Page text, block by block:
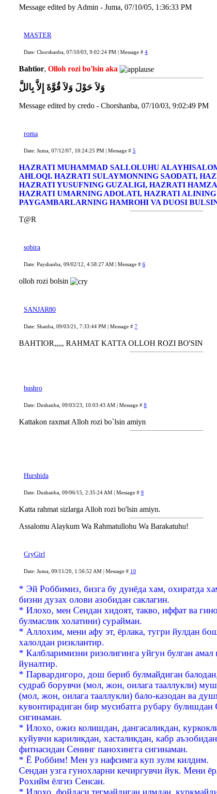
Message edited by Admin - Juma, 07/10/05, 1:36:33 PM
MASTER
Date: Chorshanba, 07/10/03, 9:02:24 PM | Message # 4
Bahtior, Olloh rozi bo'lsin aka
وَلاَ حَوْلَ وَلاَ قُوَّةَ إِلاَّ بِاللَّ
Message edited by credo - Chorshanba, 07/10/03, 9:02:49 PM
roma
Date: Juma, 07/12/07, 10:24:25 PM | Message # 5
HAZRATI MUHAMMAD SALLOLUHU
AHLOQI. HAZRATI SULAYMONNING SAODATI,
HAZRATI YUSUFNING GUZALIGI, HAZRATI
HAZRATI UMARNING ADOLATI, HAZRATI ALINING
PAYGAMBARLARNING HAMROHI VA DUOSI
T@R
sobira
Date: Payshanba, 09/02/12, 4:58:27 AM | Message # 6
olloh rozi bolsin
SANJAR80
Date: Shanba, 09/03/21, 7:33:44 PM | Message # 7
BAHTIOR,,,,, RAHMAT KATTA OLLOH ROZI BO'SIN
bushro
Date: Dushanba, 09/03/23, 10:03:43 AM | Message # 8
Kattakon raxmat Alloh rozi bo`lsin amiyn
Hurshida
Date: Dushanba, 09/06/15, 2:35:24 AM | Message # 9
Katta rahmat sizlarga Alloh rozi bo'lsin amiyn.
Assalomu Alaykum Wa Rahmatullohu Wa Barakatuhu!
CryGirl
Date: Juma, 09/11/20, 1:56:52 AM | Message # 10
* Эй Роббимиз, бизга бу дунёда хам, охиратда
бизни дузах олови азобидан саклагин.
* Илохо, мен Сендан хидоят, такво, иффат ва
булмаслик холатини) сурайман.
* Аллохим, мени афу эт, ёрлака, тугри йулдан
халолдан ризклантир.
* Калбларимизни ризолигинга уйгун булган амал
йуналтир.
* Парвардигоро, дош бериб булмайдиган
судраб борувчи (мол, жон, оилага тааллукли)
(мол, жон, оилага тааллукли) бало-казодан ва
кувонтирадиган бир мусибатга рубару булишдан
сигинаман.
* Илохо, ожиз колишдан, дангасаликдан,
куйувчи кариликдан, хасталикдан, кабр
фитнасидан Сенинг панохингга сигинаман.
* Ё Роббим! Мен уз нафсимга куп зулм килдим.
Сендан узга гунохларни кечиргувчи йук. Мени
Рохийм ёлгиз Сенсан.
* Илохо, фойдаси тегмайдиган илмдан,